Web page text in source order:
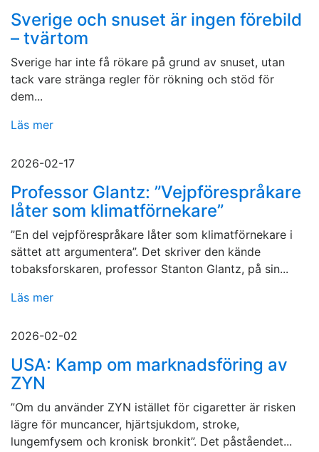
Sverige och snuset är ingen förebild
– tvärtom
Sverige har inte få rökare på grund av snuset, utan
tack vare stränga regler för rökning och stöd för
dem...
Läs mer
2026-02-17
Professor Glantz: ”Vejpförespråkare
låter som klimatförnekare”
”En del vejpförespråkare låter som klimatförnekare i
sättet att argumentera”. Det skriver den kände
tobaksforskaren, professor Stanton Glantz, på sin...
Läs mer
2026-02-02
USA: Kamp om marknadsföring av
ZYN
”Om du använder ZYN istället för cigaretter är risken
lägre för muncancer, hjärtsjukdom, stroke,
lungemfysem och kronisk bronkit”. Det påståendet...